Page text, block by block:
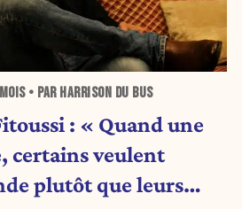
• PAR HARRISON DU BUS
: « Quand une
certains veulent
plutôt que leurs